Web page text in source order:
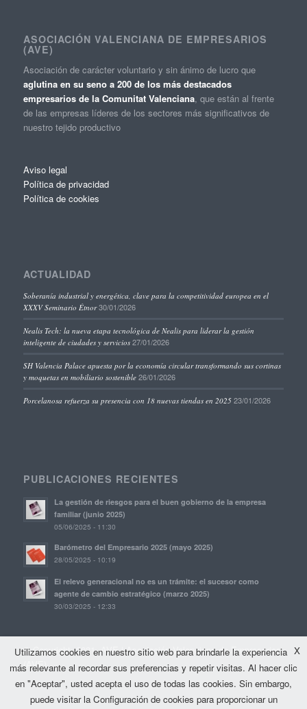
ASOCIACIÓN VALENCIANA DE EMPRESARIOS
(AVE)
Asociación de carácter voluntario y sin ánimo de lucro que
aglutina en su seno a 200 de los más destacados
empresarios de la Comunitat Valenciana, que están al frente
de las empresas líderes de los sectores más significativos de
nuestro tejido productivo
Aviso legal
Política de privacidad
Política de cookies
ACTUALIDAD
Soberanía industrial y energética, clave para la competitividad europea en el
XXXV Seminario Étnor 30/01/2026
Nealis Tech: la nueva etapa tecnológica de Nealis para liderar la gestión
inteligente de ciudades y servicios 27/01/2026
SH Valencia Palace apuesta por la economía circular transformando sus cortinas
y moquetas en mobiliario sostenible 26/01/2026
Porcelanosa refuerza su presencia con 18 nuevas tiendas en 2025 23/01/2026
PUBLICACIONES RECIENTES
La gestión de riesgos para el buen gobierno de la empresa
familiar (junio 2025)
05/06/2025 - 11:30
Barómetro del Empresario 2025 (mayo 2025)
28/05/2025 - 10:19
El relevo generacional no es un trámite: el sucesor como
agente de cambio estratégico (marzo 2025)
30/03/2025 - 12:33
© Copyright, 2021. AVE | Asociación Valenciana de Empresarios
(AVE)
X
Utilizamos cookies en nuestro sitio web para brindarle la experiencia
más relevante al recordar sus preferencias y repetir visitas. Al hacer clic
en "Aceptar", usted acepta el uso de todas las cookies. Sin embargo,
puede visitar la Configuración de cookies para proporcionar un